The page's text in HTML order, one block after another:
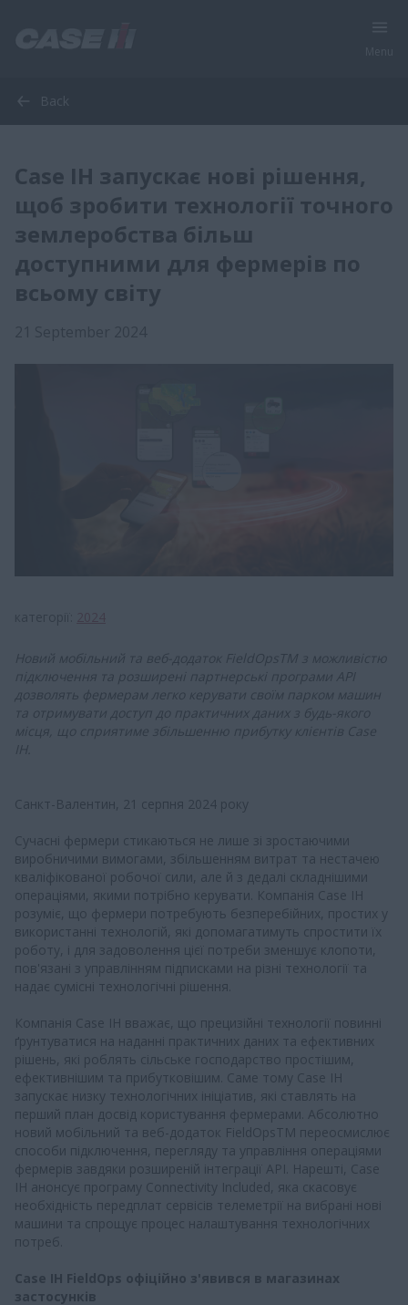
Back
Case IH запускає нові рішення,
щоб зробити технології точного
землеробства більш
доступними для фермерів по
всьому світу
Новий мобільний та веб-додаток FieldOpsTM з можливістю
підключення та розширені партнерські програми API
дозволять фермерам легко керувати своїм парком машин
та отримувати доступ до практичних даних з будь-якого
місця, що сприятиме збільшенню прибутку клієнтів Case
IH.
Санкт-Валентин, 21 серпня 2024 року
Сучасні фермери стикаються не лише зі зростаючими
виробничими вимогами, збільшенням витрат та нестачею
кваліфікованої робочої сили, але й з дедалі складнішими
операціями, якими потрібно керувати. Компанія Case IH
розуміє, що фермери потребують безперебійних, простих у
використанні технологій, які допомагатимуть спростити їх
роботу, і для задоволення цієї потреби зменшує клопоти,
пов'язані з управлінням підписками на різні технології та
надає сумісні технологічні рішення.
Компанія Case IH вважає, що прецизійні технології повинні
ґрунтуватися на наданні практичних даних та ефективних
рішень, які роблять сільське господарство простішим,
ефективнішим та прибутковішим. Саме тому Case IH
запускає низку технологічних ініціатив, які ставлять на
перший план досвід користування фермерами. Абсолютно
новий мобільний та веб-додаток FieldOpsTM переосмислює
способи підключення, перегляду та управління операціями
фермерів завдяки розширеній інтеграції API. Нарешті, Case
IH анонсує програму Connectivity Included, яка скасовує
необхідність передплат сервісів телеметрії на вибрані нові
машини та спрощує процес налаштування технологічних
потреб.
Case IH FieldOps офіційно з'явився в магазинах
застосунків